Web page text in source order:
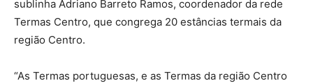
sublinha Adriano Barreto Ramos, coordenador da rede
Termas Centro, que congrega 20 estâncias termais da
região Centro.
“As Termas portuguesas, e as Termas da região Centro